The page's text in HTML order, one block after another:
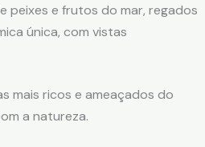
peixes e frutos do mar, regados
única, com vistas
mais ricos e ameaçados do
a natureza.